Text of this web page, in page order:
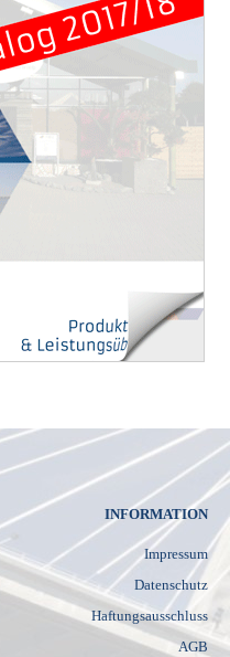
INFORMATION
Impressum
Datenschutz
Haftungsausschluss
AGB